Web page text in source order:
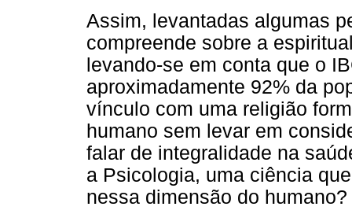
Assim, levantadas algumas
compreende sobre a
levando-se em conta que o
aproximadamente 92% da
vínculo com uma religião
humano sem levar em
falar de integralidade na
a Psicologia, uma ciência
nessa dimensão do humano?